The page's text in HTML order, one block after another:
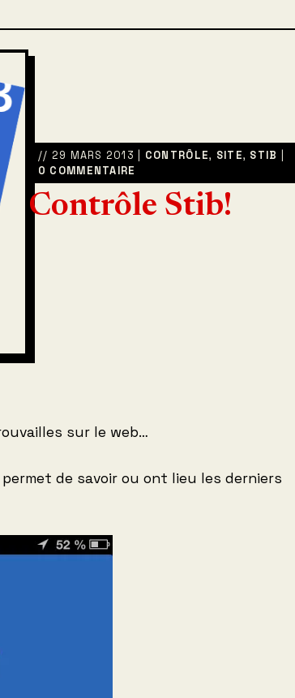
// 29 MARS 2013 | CONTRÔLE, SITE, STIB
0 COMMENTAIRE
Contrôle Stib!
sur le web…
de savoir ou ont lieu les derniers